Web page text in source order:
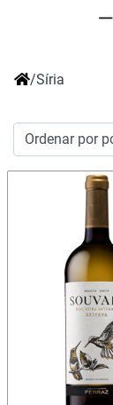
/Síria